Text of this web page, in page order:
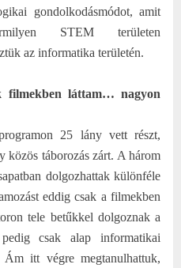
gondolkodásmódot, amit
STEM területen
az informatika területén.
filmekben láttam… nagyon
25 lány vett részt,
közös táborozás zárt. A három
dolgozhattak különféle
eddig csak a filmekben
tele betűkkel dolgoznak a
csak alap informatikai
Ám itt végre megtanulhattuk,